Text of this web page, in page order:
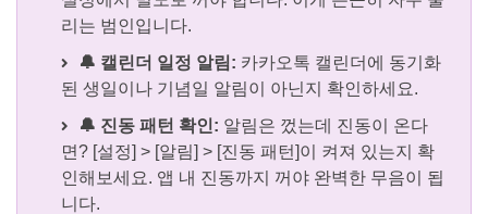
리는 범인입니다.
🔔 캘린더 일정 알림: 카카오톡 캘린더에 동기화
된 생일이나 기념일 알림이 아닌지 확인하세요.
🔔 진동 패턴 확인: 알림은 껐는데 진동이 온다
면? [설정] > [알림] > [진동 패턴]이 켜져 있는지 확
인해보세요. 앱 내 진동까지 꺼야 완벽한 무음이 됩
니다.